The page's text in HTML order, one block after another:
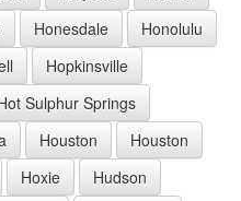
Honesdale
Honolulu
Hopkinsville
Sulphur Springs
Houston
Houston
Hoxie
Hudson